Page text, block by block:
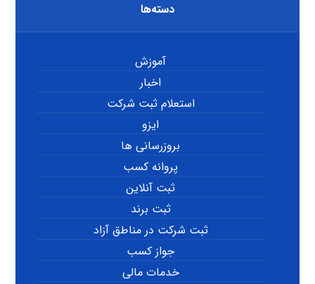
دسته‌ها
آموزش
اخبار
استعلام ثبت شرکت
ایزو
بروزرسانی ها
پروانه کسب
ثبت آنلاین
ثبت برند
ثبت شرکت در مناطق آزاد
جواز کسب
خدمات مالی